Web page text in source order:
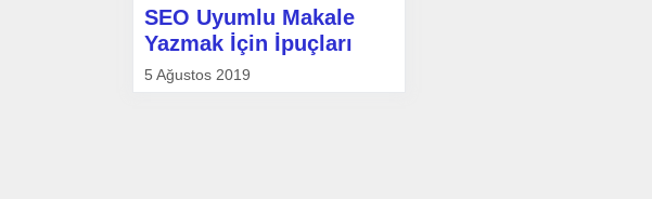
SEO Uyumlu Makale
Yazmak İçin İpuçları
5 Ağustos 2019